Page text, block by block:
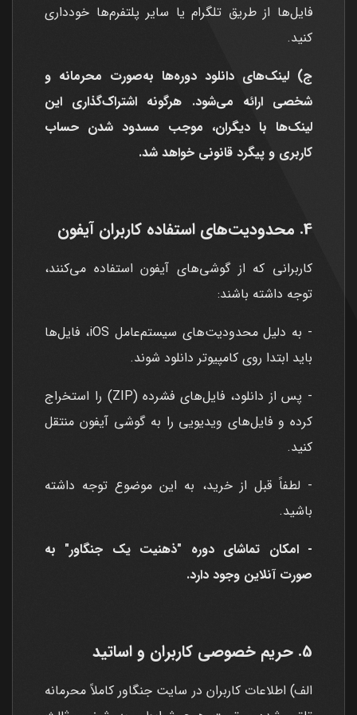
فایل‌ها از طریق تلگرام یا سایر پلتفرم‌ها خودداری
کنید.
ج) لینک‌های دانلود دوره‌ها به‌صورت محرمانه و
شخصی ارائه می‌شود. هرگونه اشتراک‌گذاری این
لینک‌ها با دیگران، موجب مسدود شدن حساب
کاربری و پیگرد قانونی خواهد شد.
4. محدودیت‌های استفاده کاربران آیفون
کاربرانی که از گوشی‌های آیفون استفاده می‌کنند،
توجه داشته باشند:
- به دلیل محدودیت‌های سیستم‌عامل iOS، فایل‌ها
باید ابتدا روی کامپیوتر دانلود شوند.
- پس از دانلود، فایل‌های فشرده (ZIP) را استخراج
کرده و فایل‌های ویدیویی را به گوشی آیفون منتقل
کنید.
- لطفاً قبل از خرید، به این موضوع توجه داشته
باشید.
- امکان تماشای دوره "ذهنیت یک جنگاور" به
صورت آنلاین وجود دارد.
5. حریم خصوصی کاربران و اساتید
الف) اطلاعات کاربران در سایت جنگاور کاملاً محرمانه